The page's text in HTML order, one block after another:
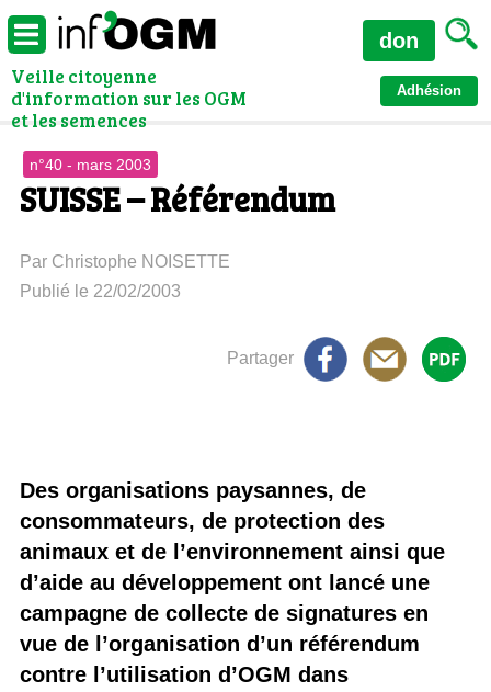
Veille citoyenne
d'information sur les OGM
et les semences
Adhésion
don
n°40 - mars 2003
SUISSE – Référendum
Par Christophe NOISETTE
Publié le 22/02/2003
Partager
Des organisations paysannes, de
consommateurs, de protection des
animaux et de l’environnement ainsi que
d’aide au développement ont lancé une
campagne de collecte de signatures en
vue de l’organisation d’un référendum
contre l’utilisation d’OGM dans